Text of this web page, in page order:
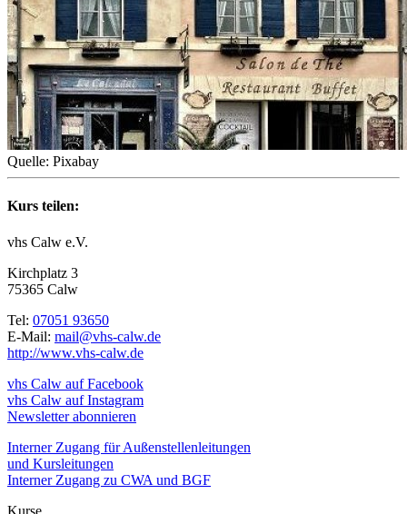
Quelle: Pixabay
Kurs teilen:
vhs Calw e.V.
Kirchplatz 3
75365 Calw
Tel: 07051 93650
E-Mail: mail@vhs-calw.de
http://www.vhs-calw.de
vhs Calw auf Facebook
vhs Calw auf Instagram
Newsletter abonnieren
Interner Zugang für Außenstellenleitungen
und Kursleitungen
Interner Zugang zu CWA und BGF
Kurse